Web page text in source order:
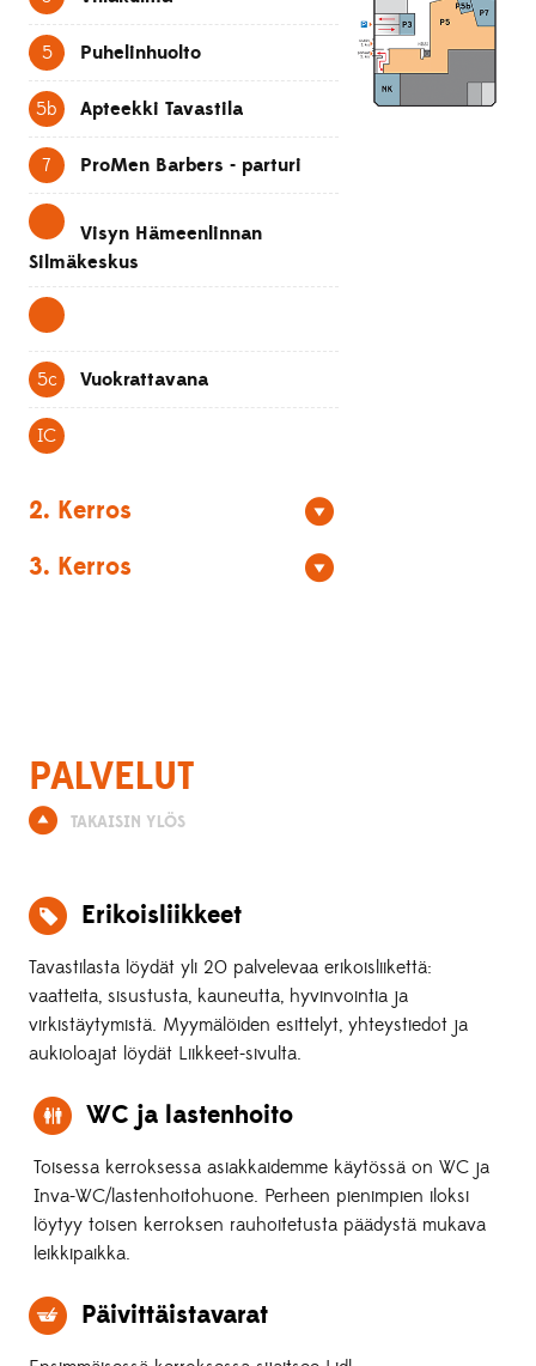
5 Puhelinhuolto
5b Apteekki Tavastila
7 ProMen Barbers - parturi
Visyn Hämeenlinnan
Silmäkeskus
5c Vuokrattavana
IC
2. Kerros
3. Kerros
PALVELUT
TAKAISIN YLÖS
Erikoisliikkeet
Tavastilasta löydät yli 20 palvelevaa erikoisliikettä:
vaatteita, sisustusta, kauneutta, hyvinvointia ja
virkistäytymistä. Myymälöiden esittelyt, yhteystiedot ja
aukioloajat löydät Liikkeet-sivulta.
WC ja lastenhoito
Toisessa kerroksessa asiakkaidemme käytössä on WC ja
Inva-WC/lastenhoitohuone. Perheen pienimpien iloksi
löytyy toisen kerroksen rauhoitetusta päädystä mukava
leikkipaikka.
Päivittäistavarat